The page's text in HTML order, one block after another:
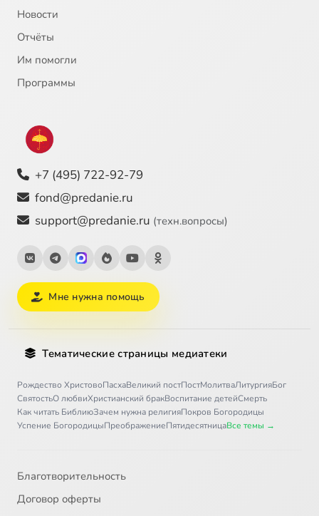
Новости
Отчёты
Им помогли
Программы
+7 (495) 722-92-79
fond@predanie.ru
support@predanie.ru (техн.вопросы)
Мне нужна помощь
Тематические страницы медиатеки
Рождество ХристовоПасхаВеликий постПостМолитваЛитургияБог
СвятостьО любвиХристианский бракВоспитание детейСмерть
Как читать БиблиюЗачем нужна религияПокров Богородицы
Успение БогородицыПреображениеПятидесятницаВсе темы →
Благотворительность
Договор оферты